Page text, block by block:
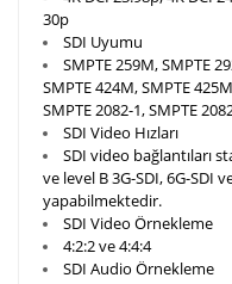
30p
SDI Uyumu
SMPTE 259M, SMPTE
SMPTE 424M, SMPTE
SMPTE 2082-1, SMPTE
SDI Video Hızları
SDI video bağlantıları
ve level B 3G-SDI, 6G-SDI
yapabilmektedir.
SDI Video Örnekleme
4:2:2 ve 4:4:4
SDI Audio Örnekleme